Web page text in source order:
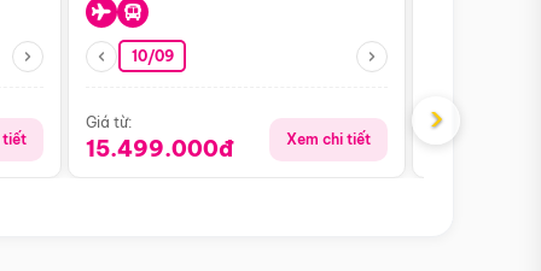
tiết
10/09
Giá từ:
15.499.000đ Xem chi tiết
Giá từ:
›